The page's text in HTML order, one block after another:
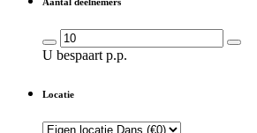
U bespaart p.p.
Locatie